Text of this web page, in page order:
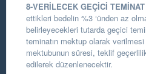
8-VERİLECEK GEÇİCİ
ettikleri bedelin %3 ‘ünden az
belirleyecekleri tutarda geçici
teminatın mektup olarak
mektubunun süresi, teklif
edilerek düzenlenecektir.